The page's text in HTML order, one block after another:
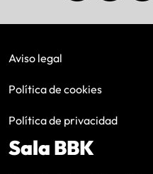
Aviso legal
Política de cookies
Política de privacidad
Sala BBK